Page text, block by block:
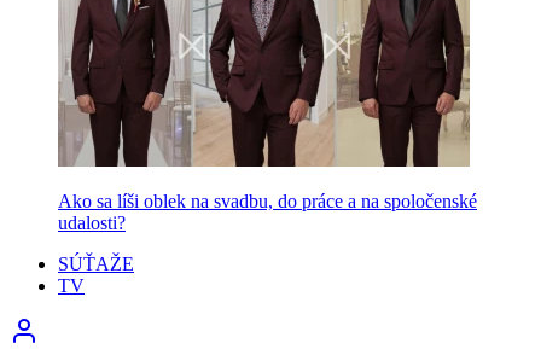
Ako sa líši oblek na svadbu, do práce a na spoločenské
udalosti?
SÚŤAŽE
TV